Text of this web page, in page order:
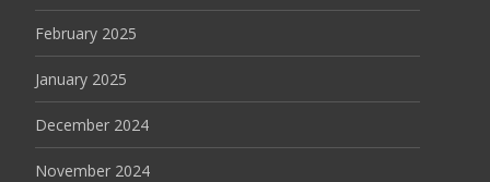
February 2025
January 2025
December 2024
November 2024